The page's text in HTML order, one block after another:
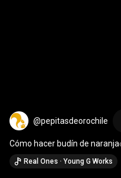
@pepitasdeorochile
Cómo hacer budín de
Real Ones · Young G Works